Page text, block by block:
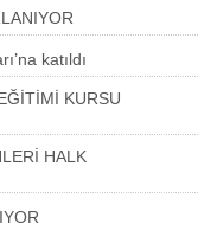
katıldı
KURSU
HALK